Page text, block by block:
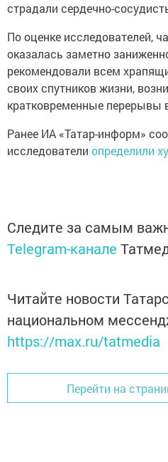
страдали сердечно-
По оценке исследователей,
оказалась заметно
рекомендовали всем
своих спутников жизни,
кратковременные перерывы
Ранее ИА «Татар-информ»
исследователи определили
Следите за самым
Telegram-канале
Читайте новости
национальном
https://max.ru/tatmedia
Перейти на